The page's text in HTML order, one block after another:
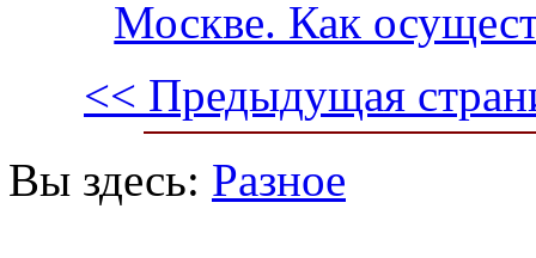
Москве. Как
<< Предыдущая
Вы здесь: Разное